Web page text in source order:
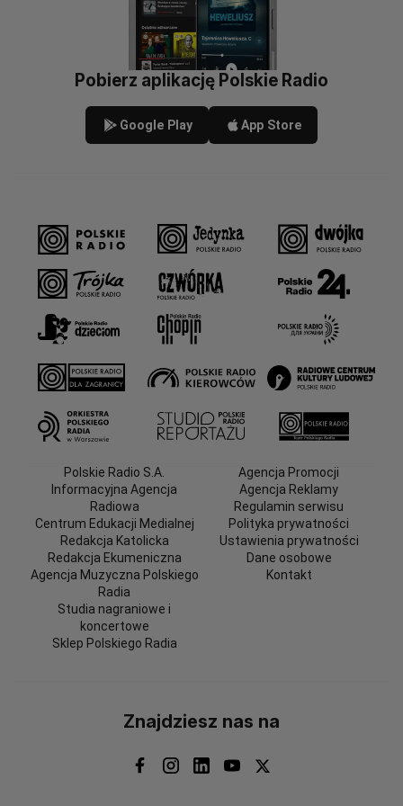
Pobierz aplikację Polskie Radio
Google Play App Store
Polskie Radio S.A.
Informacyjna Agencja
Radiowa
Centrum Edukacji Medialnej
Redakcja Katolicka
Redakcja Ekumeniczna
Agencja Muzyczna Polskiego
Radia
Studia nagraniowe i
koncertowe
Sklep Polskiego Radia
Agencja Promocji
Agencja Reklamy
Regulamin serwisu
Polityka prywatności
Ustawienia prywatności
Dane osobowe
Kontakt
Znajdziesz nas na